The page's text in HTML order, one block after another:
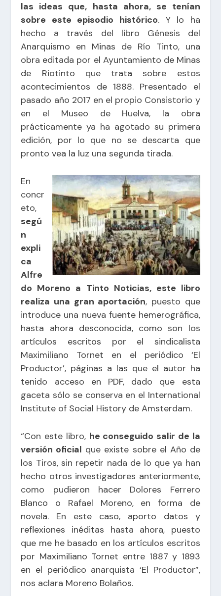
las ideas que, hasta ahora, se tenían
sobre este episodio histórico. Y lo ha
hecho a través del libro Génesis del
Anarquismo en Minas de Río Tinto, una
obra editada por el Ayuntamiento de Minas
de Riotinto que trata sobre estos
acontecimientos de 1888. Presentado el
pasado año 2017 en el propio Consistorio y
en el Museo de Huelva, la obra
prácticamente ya ha agotado su primera
edición, por lo que no se descarta que
pronto vea la luz una segunda tirada.
En
concr
eto,
segú
n
expli
ca
Alfre
do Moreno a Tinto Noticias, este libro
realiza una gran aportación, puesto que
introduce una nueva fuente hemerográfica,
hasta ahora desconocida, como son los
artículos escritos por el sindicalista
Maximiliano Tornet en el periódico ‘El
Productor’, páginas a las que el autor ha
tenido acceso en PDF, dado que esta
gaceta sólo se conserva en el International
Institute of Social History de Amsterdam.
“Con este libro, he conseguido salir de la
versión oficial que existe sobre el Año de
los Tiros, sin repetir nada de lo que ya han
hecho otros investigadores anteriormente,
como pudieron hacer Dolores Ferrero
Blanco o Rafael Moreno, en forma de
novela. En este caso, aporto datos y
reflexiones inéditas hasta ahora, puesto
que me he basado en los artículos escritos
por Maximiliano Tornet entre 1887 y 1893
en el periódico anarquista ‘El Productor”,
nos aclara Moreno Bolaños.